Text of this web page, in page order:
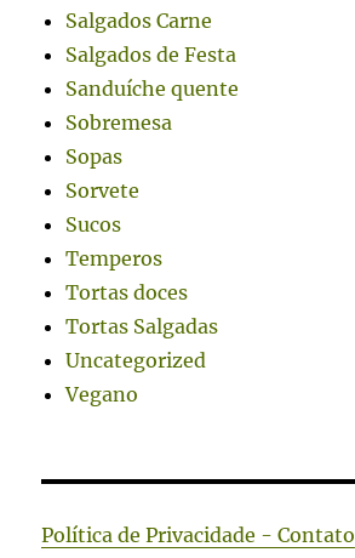
Salgados Carne
Salgados de Festa
Sanduíche quente
Sobremesa
Sopas
Sorvete
Sucos
Temperos
Tortas doces
Tortas Salgadas
Uncategorized
Vegano
Política de Privacidade - Contato